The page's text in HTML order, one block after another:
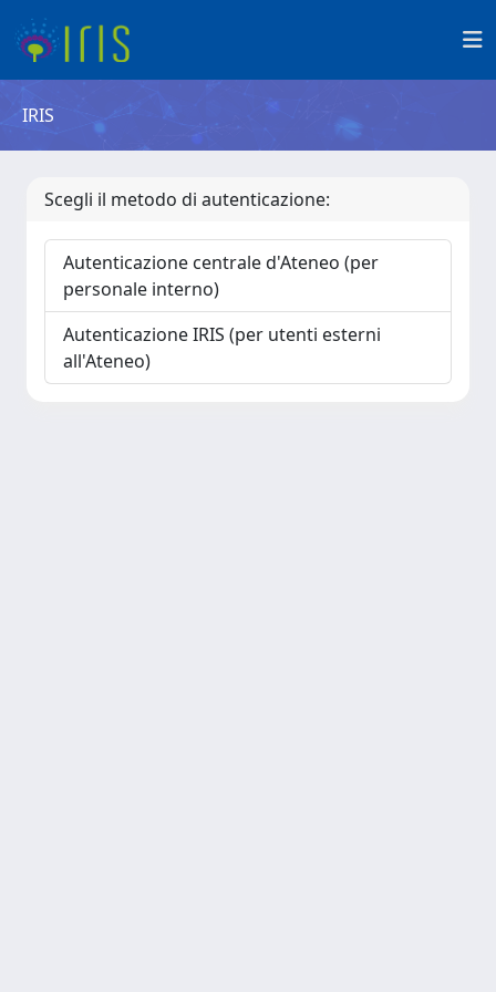
IRIS
Scegli il metodo di autenticazione:
Autenticazione centrale d'Ateneo (per
personale interno)
Autenticazione IRIS (per utenti esterni
all'Ateneo)